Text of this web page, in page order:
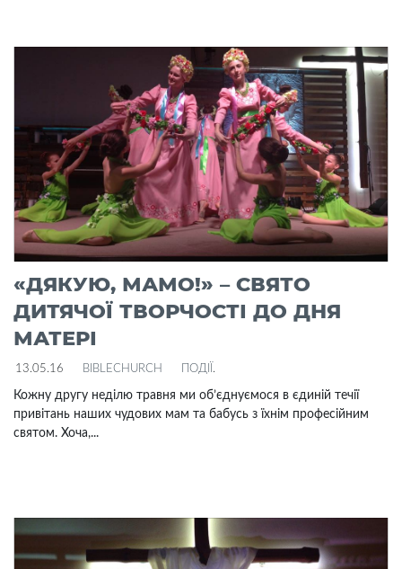
«ДЯКУЮ, МАМО!» – СВЯТО
ДИТЯЧОЇ ТВОРЧОСТІ ДО ДНЯ
МАТЕРІ
13.05.16 BIBLECHURCH ПОДІЇ .
Кожну другу неділю травня ми об’єднуємося в єдиній течії
привітань наших чудових мам та бабусь з їхнім професійним
святом. Хоча,...